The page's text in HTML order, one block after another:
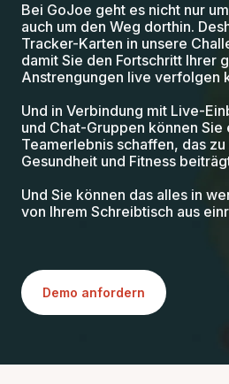
Bei GoJoe geht es nicht nur
auch um den Weg dorthin.
Tracker-Karten in unsere
damit Sie den Fortschritt Ihrer
Anstrengungen live verfolgen
Und in Verbindung mit Live-
und Chat-Gruppen können Sie
Teamerlebnis schaffen, das
Gesundheit und Fitness
Und Sie können das alles in
von Ihrem Schreibtisch aus
Demo anfordern